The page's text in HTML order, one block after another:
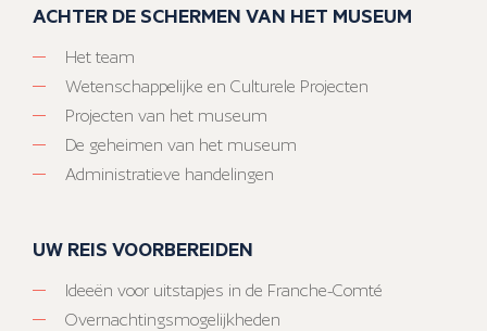
ACHTER DE SCHERMEN VAN HET MUSEUM
Het team
Wetenschappelijke en Culturele Projecten
Projecten van het museum
De geheimen van het museum
Administratieve handelingen
UW REIS VOORBEREIDEN
Ideeën voor uitstapjes in de Franche-Comté
Overnachtingsmogelijkheden